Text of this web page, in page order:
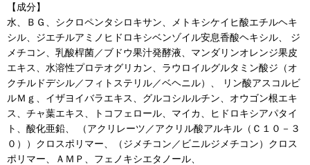
【成分】
水、ＢＧ、シクロペンタシロキサン、メトキシケイヒ酸エチルヘキ
シル、ジエチルアミノヒドロキシベンゾイル安息香酸ヘキシル、 ジ
メチコン、乳酸桿菌／ブドウ果汁発酵液、マンダリンオレンジ果皮
エキス、水溶性プロテオグリカン、ラウロイルグルタミン酸ジ（オ
クチルドデシル／フィトステリル／ベヘニル）、 リン酸アスコルビ
ルＭｇ、イザヨイバラエキス、グルコシルルチン、オウゴン根エキ
ス、チャ葉エキス、トコフェロール、マイカ、ヒドロキシアパタイ
ト、酸化亜鉛、 （アクリレーツ／アクリル酸アルキル（Ｃ１０－３
０））クロスポリマー、（ジメチコン／ビニルジメチコン）クロス
ポリマー、ＡＭＰ、フェノキシエタノール、